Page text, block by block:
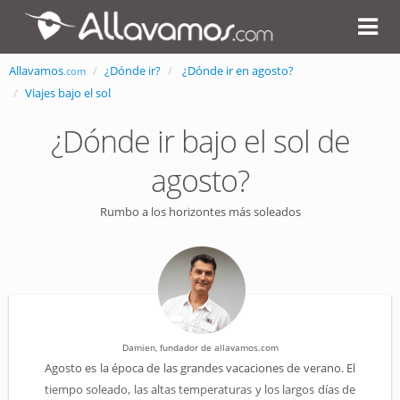
Allavamos.com ¿Dónde ir?
¿Dónde ir en agosto?
Viajes bajo el sol
¿Dónde ir bajo el sol de
agosto?
Rumbo a los horizontes más soleados
Damien, fundador de allavamos.com
Agosto es la época de las grandes vacaciones de verano. El
tiempo soleado, las altas temperaturas y los largos días de